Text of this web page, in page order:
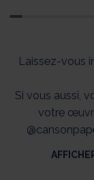
Laissez-vous
Si vous aussi,
votre